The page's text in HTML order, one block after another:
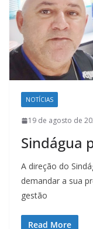
NOTÍCIAS
19 de agosto de
Sindágua
A direção do
demandar a sua
gestão
Read More